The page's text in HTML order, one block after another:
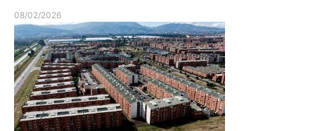
08/02/2026